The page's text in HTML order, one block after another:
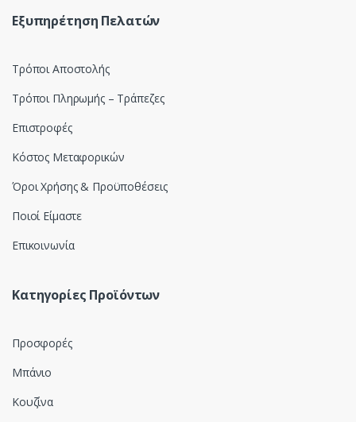
Εξυπηρέτηση Πελατών
Τρόποι Αποστολής
Τρόποι Πληρωμής – Τράπεζες
Επιστροφές
Κόστος Μεταφορικών
Όροι Χρήσης & Προϋποθέσεις
Ποιοί Είμαστε
Επικοινωνία
Κατηγορίες Προϊόντων
Προσφορές
Μπάνιο
Κουζίνα